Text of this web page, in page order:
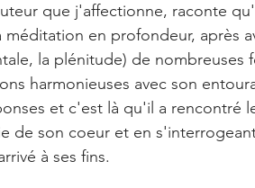
que j'affectionne, raconte
en profondeur, après
la plénitude) de nombreuses
harmonieuses avec son
et c'est là qu'il a rencontré
de son coeur et en
à ses fins.